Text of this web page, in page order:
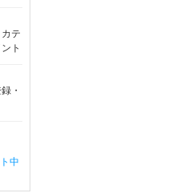
テ
ト
・
中